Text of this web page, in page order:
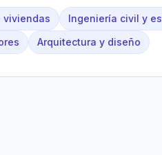
viviendas Ingeniería civil y
Arquitectura y diseño